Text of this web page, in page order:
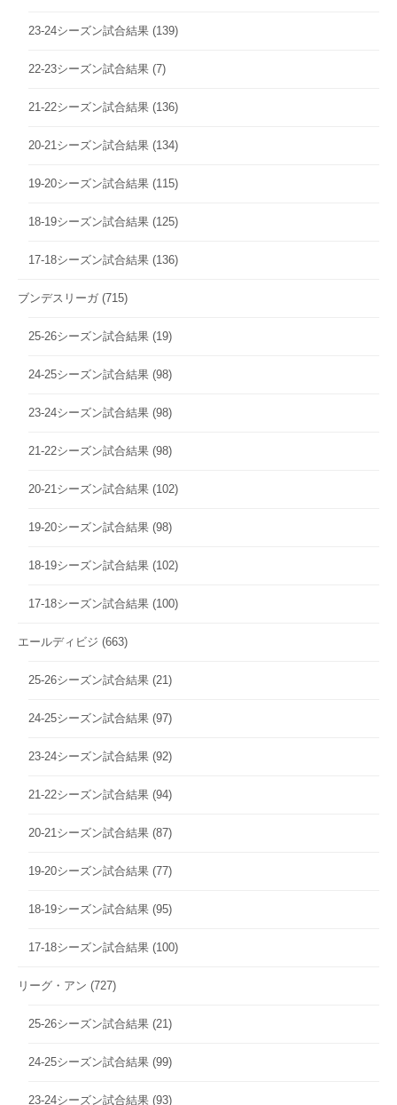
23-24シーズン試合結果 (139)
22-23シーズン試合結果 (7)
21-22シーズン試合結果 (136)
20-21シーズン試合結果 (134)
19-20シーズン試合結果 (115)
18-19シーズン試合結果 (125)
17-18シーズン試合結果 (136)
ブンデスリーガ (715)
25-26シーズン試合結果 (19)
24-25シーズン試合結果 (98)
23-24シーズン試合結果 (98)
21-22シーズン試合結果 (98)
20-21シーズン試合結果 (102)
19-20シーズン試合結果 (98)
18-19シーズン試合結果 (102)
17-18シーズン試合結果 (100)
エールディビジ (663)
25-26シーズン試合結果 (21)
24-25シーズン試合結果 (97)
23-24シーズン試合結果 (92)
21-22シーズン試合結果 (94)
20-21シーズン試合結果 (87)
19-20シーズン試合結果 (77)
18-19シーズン試合結果 (95)
17-18シーズン試合結果 (100)
リーグ・アン (727)
25-26シーズン試合結果 (21)
24-25シーズン試合結果 (99)
23-24シーズン試合結果 (93)